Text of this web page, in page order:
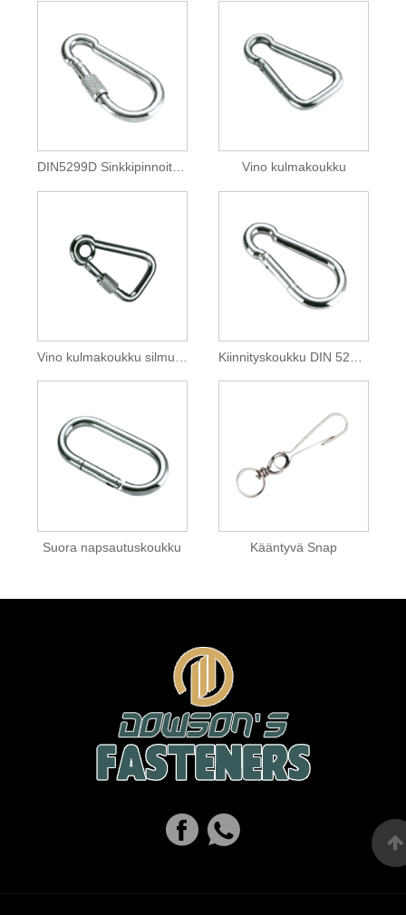
DIN5299D Sinkkipinnoitettu napsautuskoukku ruuvilla Vino kulmakoukku
Suora napsautuskoukku Kääntyvä Snap